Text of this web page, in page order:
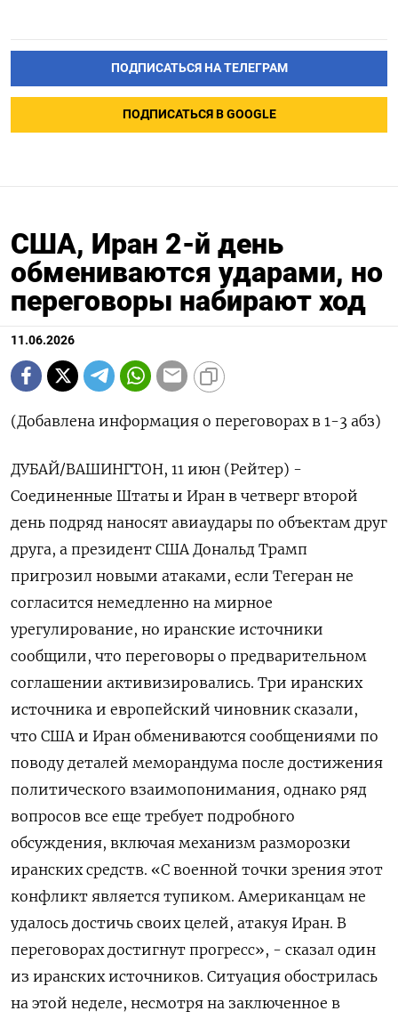
ПОДПИСАТЬСЯ НА ТЕЛЕГРАМ
ПОДПИСАТЬСЯ В GOOGLE
США, Иран 2-й день
обмениваются ударами, но
переговоры набирают ход
11.06.2026
(Добавлена информация о переговорах в 1-3 абз)
ДУБАЙ/ВАШИНГТОН, 11 июн (Рейтер) -
Соединенные Штаты и Иран в четверг второй
день подряд наносят авиаудары по объектам друг
друга, а президент США Дональд Трамп
пригрозил новыми ‌атаками, если Тегеран не
согласится немедленно на мирное
урегулирование, но иранские источники
сообщили, что переговоры о предварительном
соглашении активизировались. Три иранских
источника и европейский чиновник сказали,
что США и Иран обмениваются сообщениями ​по
поводу деталей меморандума после достижения ​
политического взаимопонимания, однако ряд
вопросов ​все еще ⁠требует подробного
обсуждения, включая механизм разморозки
иранских средств. «С военной точки зрения ‌этот
конфликт является тупиком. Американцам не
удалось ‌достичь своих целей, атакуя Иран. В
переговорах достигнут прогресс», - сказал один
из иранских источников. Ситуация обострилась
на ​этой неделе, несмотря на заключенное в